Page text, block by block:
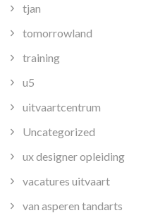
tjan
tomorrowland
training
u5
uitvaartcentrum
Uncategorized
ux designer opleiding
vacatures uitvaart
van asperen tandarts